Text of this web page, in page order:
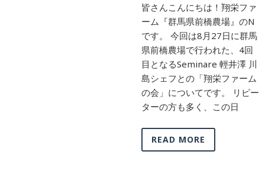
皆さんこんにちは！翔栄ファ
ーム『群馬県前橋農場』のN
です。 今回は8月27日に群馬
県前橋農場で行われた、4回
目となるSeminare 輕井澤 川
島シェフとの「翔栄ファーム
の会」についてです。 リピー
ターの方も多く、この日
施した「収穫
ついてです。
った方は５歳
連れのご家族
りかわいいエ
ます